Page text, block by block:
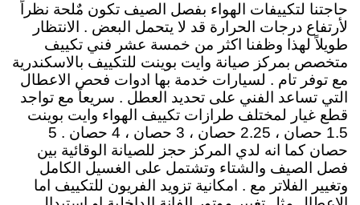
حاجتنا لتكييفات الهواء بفصل الصيف تكون مٌلحة نظراً
لأرتفاع درجات الحرارة قد لا يتحمل البعض . الانتظار
طويلاً لهذا وظفنا اكثر من خمسة عشر فني تكييف
متخصص بمركز صيانة وايت بوينت للتكييف بالاسكندرية
مع توفر تام . لسيارات خدمة بها ادوات فحص الاعطال
التي تساعد الفني على تحديد العطل . سريعاً مع تواجد
قطع غيار لمختلف طرازات تكييف الهواء وايت بوينت
1.5 حصان ، 2.25 حصان ، 3 حصان ، 4 حصان . 5
حصان كما انه لدي المركز حجز للصيانة الوقائية بين
فصل الصيف والشتاء وتشتمل على الغسيل الكامل
وتغيير الفلاتر مع . امكانية تزويد الفريون للتكييف اما